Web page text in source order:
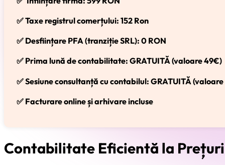
✅ Taxe registrul comerțului: 152 Ron
✅ Desființare PFA (tranziție SRL): 0 RON
✅ Prima lună de contabilitate: GRATUITĂ (valoare 49€)
✅ Sesiune consultanță cu contabilul: GRATUITĂ
✅ Facturare online și arhivare incluse
Contabilitate Eficientă la